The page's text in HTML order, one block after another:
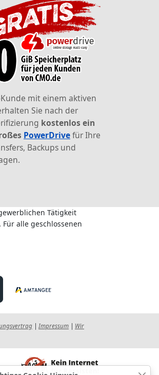
Kunde mit einem aktiven
Sie nach der
kostenlos ein
PowerDrivefür Ihre
Backups und
Tätigkeit
alle geschlossenen
Impressum
Wir